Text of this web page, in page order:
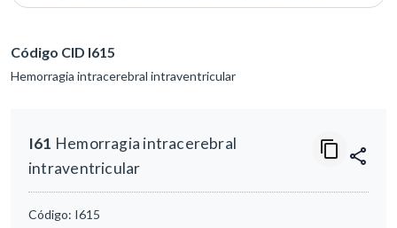
Código CID I615
Hemorragia intracerebral intraventricular
I61 Hemorragia intracerebral
intraventricular
Código: I615